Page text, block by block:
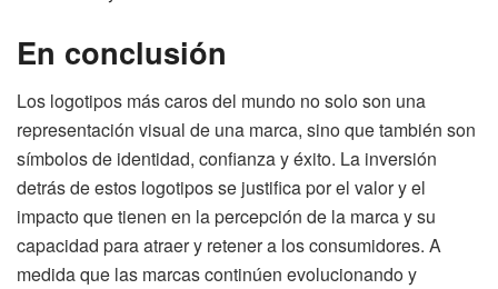
En conclusión
Los logotipos más caros del mundo no solo son una
representación visual de una marca, sino que también son
símbolos de identidad, confianza y éxito. La inversión
detrás de estos logotipos se justifica por el valor y el
impacto que tienen en la percepción de la marca y su
capacidad para atraer y retener a los consumidores. A
medida que las marcas continúen evolucionando y